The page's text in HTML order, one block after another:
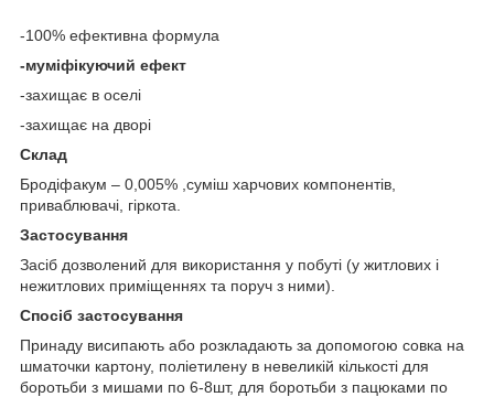
-100% ефективна формула
-муміфікуючий ефект
-захищає в оселі
-захищає на дворі
Склад
Бродіфакум – 0,005% ,суміш харчових компонентів,
приваблювачі, гіркота.
Застосування
Засіб дозволений для використання у побуті (у житлових і
нежитлових приміщеннях та поруч з ними).
Спосіб застосування
Принаду висипають або розкладають за допомогою совка на
шматочки картону, поліетилену в невеликій кількості для
боротьби з мишами по 6-8шт, для боротьби з пацюками по